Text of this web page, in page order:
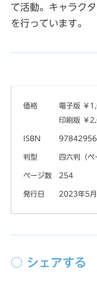
て活動。キャラク
を行っています。
価格
電子版 ￥
印刷版 ￥
ISBN
判型 四六判（ペ
ページ数 254
発行日 2023年5
○ シェアする